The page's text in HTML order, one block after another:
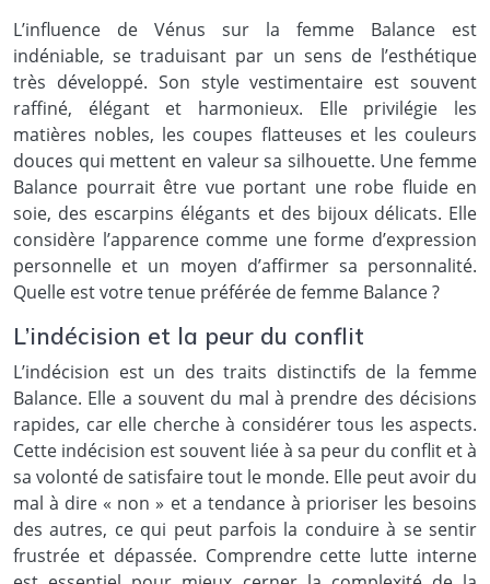
L’influence de Vénus sur la femme Balance est
indéniable, se traduisant par un sens de l’esthétique
très développé. Son style vestimentaire est souvent
raffiné, élégant et harmonieux. Elle privilégie les
matières nobles, les coupes flatteuses et les couleurs
douces qui mettent en valeur sa silhouette. Une femme
Balance pourrait être vue portant une robe fluide en
soie, des escarpins élégants et des bijoux délicats. Elle
considère l’apparence comme une forme d’expression
personnelle et un moyen d’affirmer sa personnalité.
Quelle est votre tenue préférée de femme Balance ?
L’indécision et la peur du conflit
L’indécision est un des traits distinctifs de la femme
Balance. Elle a souvent du mal à prendre des décisions
rapides, car elle cherche à considérer tous les aspects.
Cette indécision est souvent liée à sa peur du conflit et à
sa volonté de satisfaire tout le monde. Elle peut avoir du
mal à dire « non » et a tendance à prioriser les besoins
des autres, ce qui peut parfois la conduire à se sentir
frustrée et dépassée. Comprendre cette lutte interne